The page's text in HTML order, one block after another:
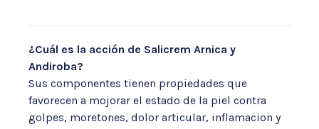
¿Cuál es la acción de Salicrem Arnica y
Andiroba?
Sus componentes tienen propiedades que
favorecen a mojorar el estado de la piel contra
golpes, moretones, dolor articular, inflamacion y